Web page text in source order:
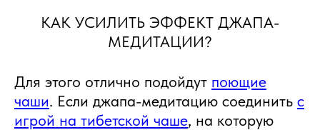
КАК УСИЛИТЬ ЭФФЕКТ ДЖАПА-
МЕДИТАЦИИ?
Для этого отлично подойдут поющие
чаши. Если джапа-медитацию соединить с
игрой на тибетской чаше, на которую